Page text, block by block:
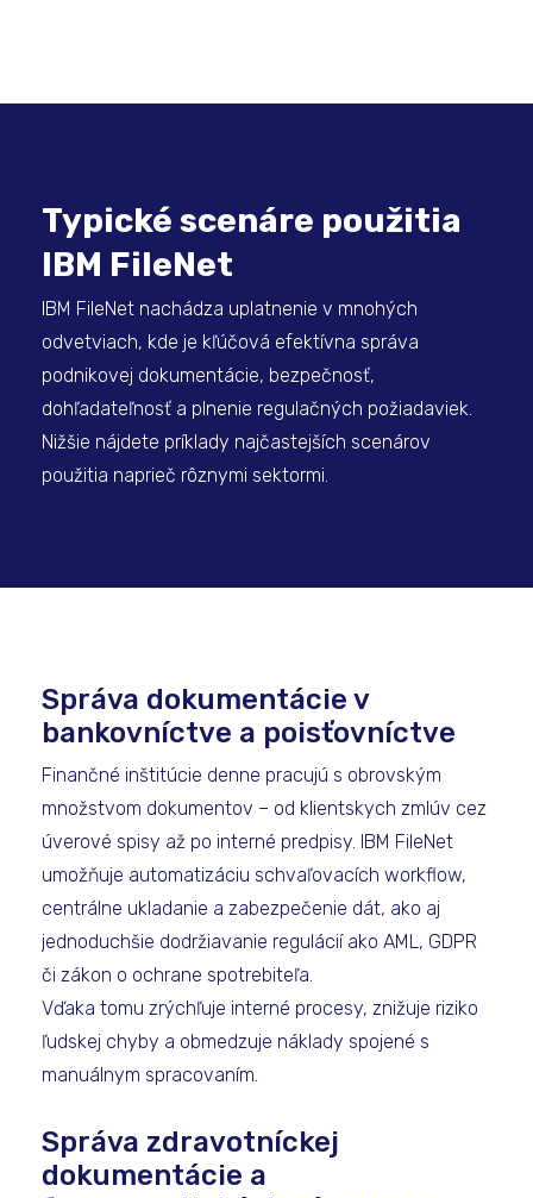
Typické scenáre použitia
IBM FileNet
IBM FileNet nachádza uplatnenie v mnohých
odvetviach, kde je kľúčová efektívna správa
podnikovej dokumentácie, bezpečnosť,
dohľadateľnosť a plnenie regulačných požiadaviek.
Nižšie nájdete príklady najčastejších scenárov
použitia naprieč rôznymi sektormi.
Správa dokumentácie v
bankovníctve a poisťovníctve
Finančné inštitúcie denne pracujú s obrovským
množstvom dokumentov – od klientskych zmlúv cez
úverové spisy až po interné predpisy. IBM FileNet
umožňuje automatizáciu schvaľovacích workflow,
centrálne ukladanie a zabezpečenie dát, ako aj
jednoduchšie dodržiavanie regulácií ako AML, GDPR
či zákon o ochrane spotrebiteľa.
Vďaka tomu zrýchľuje interné procesy, znižuje riziko
ľudskej chyby a obmedzuje náklady spojené s
manuálnym spracovaním.
Správa zdravotníckej
dokumentácie a